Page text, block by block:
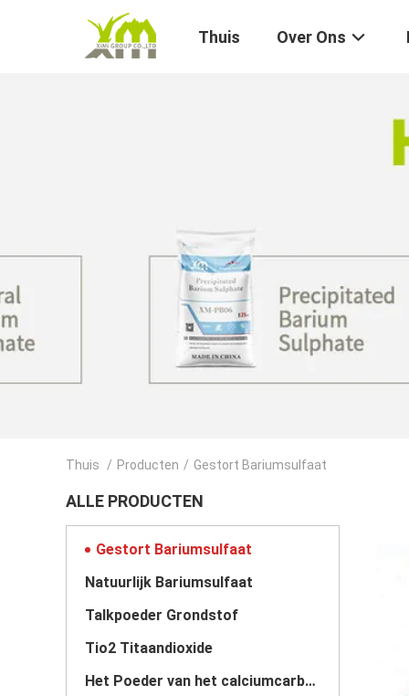
Thuis Over Ons
Thuis / Producten / Gestort Bariumsulfaat
ALLE PRODUCTEN
Gestort Bariumsulfaat
Natuurlijk Bariumsulfaat
Talkpoeder Grondstof
Tio2 Titaandioxide
Het Poeder van het calciumcarbonaat